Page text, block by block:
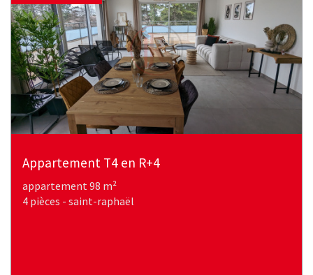
Appartement T4 en R+4
appartement 98 m²
4 pièces - saint-raphaël